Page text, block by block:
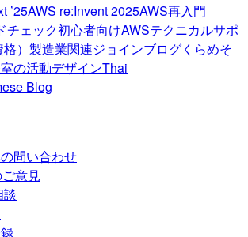
’25AWS re:Invent 2025AWS再入門
チェック初心者向けAWSテクニカルサポ
） 製造業関連ジョインブログくらめそ
の活動デザインThai
Blog
問い合わせ
意見
談